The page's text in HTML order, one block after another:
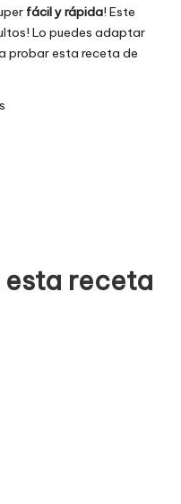
fácil y rápida! Este
Lo puedes adaptar
probar esta receta de
esta receta